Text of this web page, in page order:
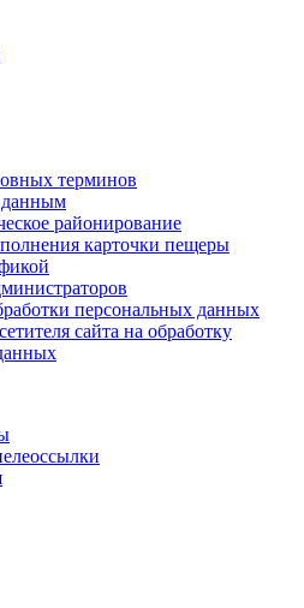
терминов
данным
районирование
карточки пещеры
персональных данных
сайта на обработку